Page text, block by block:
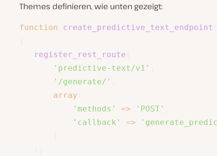
Themes definieren, wie unten gezeigt:
function create_predictive_text_endpoint
register_rest_route
'predictive-text/v1'
'/generate/'
array
'methods'
=> 'POST'
'callback'
=>